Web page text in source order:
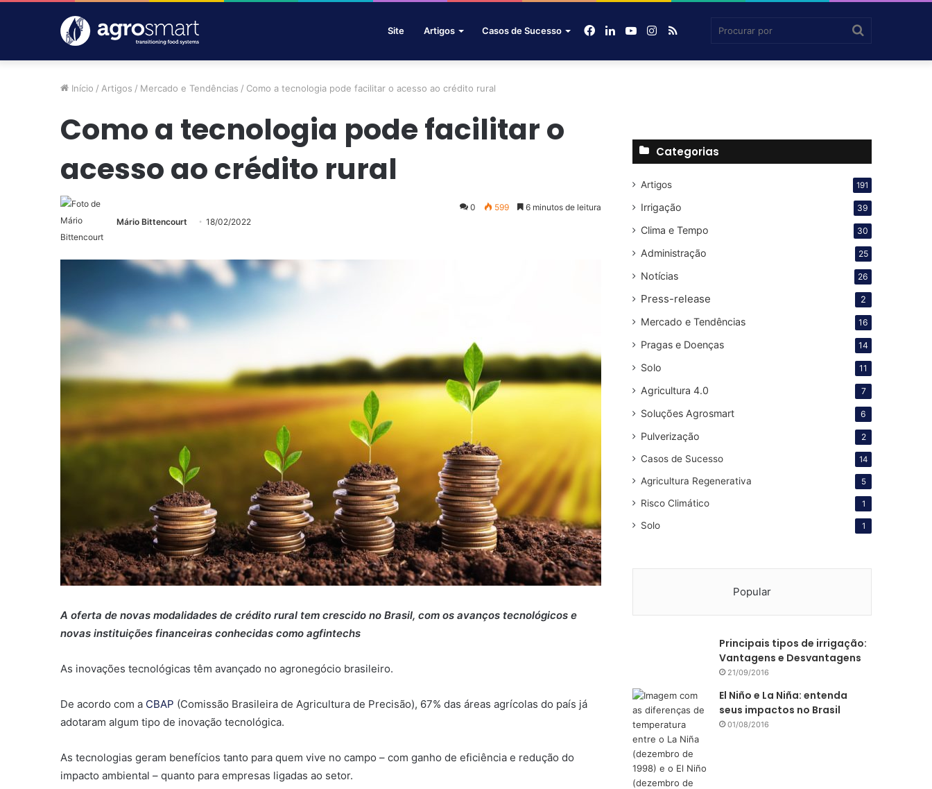
Site Artigos Casos de Sucesso Agrosmart
RSS
Instagram
YouTube
Linkedin
Facebook
Início / Artigos / Mercado e Tendências / Como a tecnologia pode facilitar o acesso ao crédito rural
Como a tecnologia pode facilitar o
acesso ao crédito rural
Mário Bittencourt 18/02/2022
0 599 6 minutos de leitura
A oferta de novas modalidades de crédito rural tem crescido no Brasil, com os avanços tecnológicos e
novas instituições financeiras conhecidas como agfintechs
As inovações tecnológicas têm avançado no agronegócio brasileiro.
De acordo com a CBAP (Comissão Brasileira de Agricultura de Precisão), 67% das áreas agrícolas do país já
adotaram algum tipo de inovação tecnológica.
As tecnologias geram benefícios tanto para quem vive no campo – com ganho de eficiência e redução do
impacto ambiental – quanto para empresas ligadas ao setor.
Categorias
Artigos 191
Irrigação 39
Clima e Tempo 30
Administração 25
Notícias 26
Press-release 2
Mercado e Tendências 16
Pragas e Doenças 14
Solo 11
Agricultura 4.0 7
Soluções Agrosmart 6
Pulverização 2
Casos de Sucesso 14
Agricultura Regenerativa 5
Risco Climático 1
Solo 1
Popular
Principais tipos de irrigação:
Vantagens e Desvantagens
21/09/2016
El Niño e La Niña: entenda
seus impactos no Brasil
01/08/2016